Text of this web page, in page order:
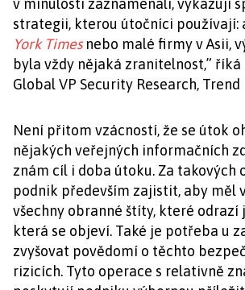
v minulosti zaznamenali, vykazují
strategii, kterou útočníci používají:
York Timesnebo malé firmy v Asii,
byla vždy nějaká zranitelnost,” říká
Global VP Security Research, Trend
Není přitom vzácností, že se útok
nějakých veřejných informačních
znám cíl i doba útoku. Za takových
podnik především zajistit, aby měl
všechny obranné štíty, které
která se objeví. Také je potřeba u
zvyšovat povědomí o těchto
rizicích. Tyto operace s relativně